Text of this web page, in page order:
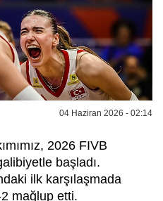
04 Haziran 2026 - 02:14
2026 FIVB
başladı.
ilk karşılaşmada
mağlup etti.